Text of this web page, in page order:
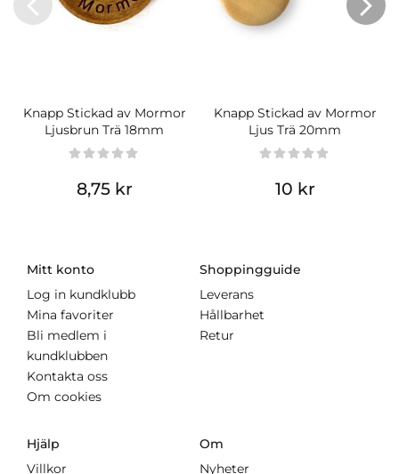
Knapp Stickad av Mormor
Ljusbrun Trä 18mm
8,75 kr
Knapp Stickad av Mormor
Ljus Trä 20mm
10 kr
Mitt konto
Log in kundklubb
Mina favoriter
Bli medlem i
kundklubben
Kontakta oss
Om cookies
Shoppingguide
Leverans
Hållbarhet
Retur
Hjälp
Villkor
Om
Nyheter